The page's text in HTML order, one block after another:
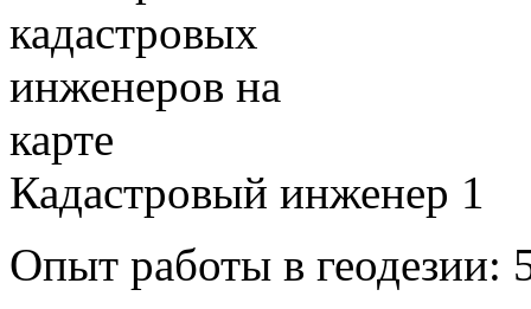
Кадастровый инженер 1
Опыт работы в геодезии: